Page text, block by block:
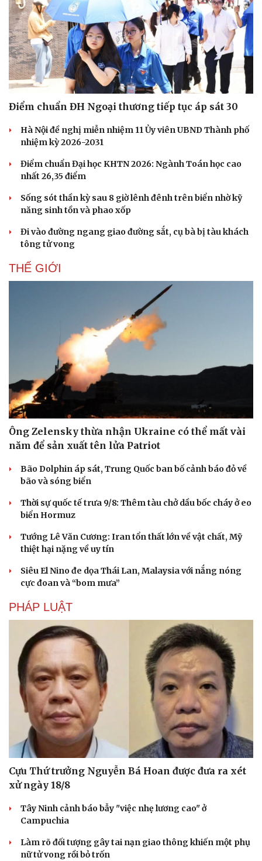
Văn hóa
Văn học
Giải trí
Điểm chuẩn ĐH Ngoại thương tiếp tục áp sát 30
Hà Nội đề nghị miễn nhiệm 11 Ủy viên UBND Thành phố
nhiệm kỳ 2026-2031
Điểm chuẩn Đại học KHTN 2026: Ngành Toán học cao
nhất 26,35 điểm
Sống sót thần kỳ sau 8 giờ lênh đênh trên biển nhờ kỹ
năng sinh tồn và phao xốp
Đi vào đường ngang giao đường sắt, cụ bà bị tàu khách
tông tử vong
THẾ GIỚI
Ông Zelensky thừa nhận Ukraine có thể mất vài
năm để sản xuất tên lửa Patriot
Bão Dolphin áp sát, Trung Quốc ban bố cảnh báo đỏ về
bão và sóng biển
Thời sự quốc tế trưa 9/8: Thêm tàu chở dầu bốc cháy ở eo
biển Hormuz
Tướng Lê Văn Cương: Iran tổn thất lớn về vật chất, Mỹ
thiệt hại nặng về uy tín
Siêu El Nino đe dọa Thái Lan, Malaysia với nắng nóng
cực đoan và “bom mưa”
PHÁP LUẬT
Cựu Thứ trưởng Nguyễn Bá Hoan được đưa ra xét
xử ngày 18/8
Tây Ninh cảnh báo bẫy "việc nhẹ lương cao" ở
Campuchia
Làm rõ đối tượng gây tai nạn giao thông khiến một phụ
nữ tử vong rồi bỏ trốn